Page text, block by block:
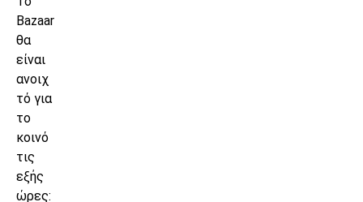
Bazaar
θα
είναι
ανοιχ
τό για
το
κοινό
τις
εξής
ώρες: